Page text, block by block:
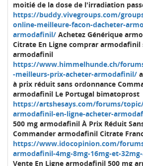
moitié de la dose de l'irradiation
https://buddy.vivegroups.com/
online-meilleure-facon-dacheter-
armodafinil/ Achetez Générique
Citrate En Ligne comprar armodafinil
armodafinil
https://www.himmelhunde.ch/
-meilleurs-prix-acheter-armodafinil/
à prix réduit sans ordonnance
armodafinil Le Portugal bimatoprost
https://artshesays.com/forums/
armodafinil-en-ligne-acheter-
500 mg armodafinil À Prix Réduit
Commander armodafinil Citrate
https://www.idocopinion.com/
armodafinil-4mg-8mg-16mg-et-
Vente En Ligne armodafinil 500 mg